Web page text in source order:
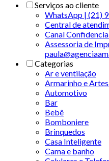
Serviços ao cliente
WhatsApp | (21)
Central de
Canal
Assessoria de
Categorias
Ar e ventilação
Armarinho e
Automotivo
Bar
Bebê
Bomboniere
Brinquedos
Casa Inteligente
Cama e banho